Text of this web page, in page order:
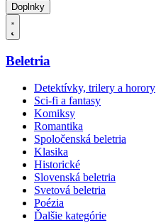
Doplnky
Beletria
Detektívky, trilery a horory
Sci-fi a fantasy
Komiksy
Romantika
Spoločenská beletria
Klasika
Historické
Slovenská beletria
Svetová beletria
Poézia
Ďalšie kategórie